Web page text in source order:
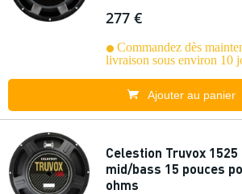
277 €
Commandez dès
livraison sous environ 10
Ajouter au panier
Celestion Truvox
mid/bass 15 pouces
ohms